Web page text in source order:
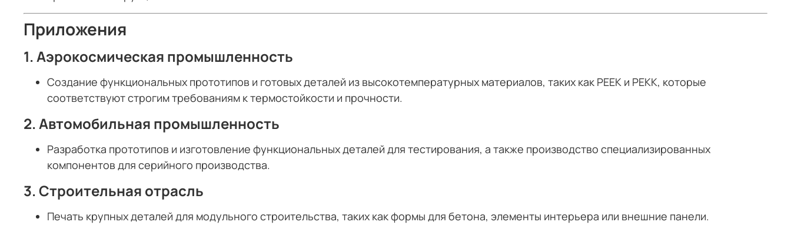
Приложения
1.Аэрокосмическая промышленность
Создание функциональных прототипов и готовых деталей из высокотемпературных материалов, таких как PEEK и PEKK, которые
соответствуют строгим требованиям к термостойкости и прочности.
2.Автомобильная промышленность
Разработка прототипов и изготовление функциональных деталей для тестирования, а также производство специализированных
компонентов для серийного производства.
3.Строительная отрасль
Печать крупных деталей для модульного строительства, таких как формы для бетона, элементы интерьера или внешние панели.